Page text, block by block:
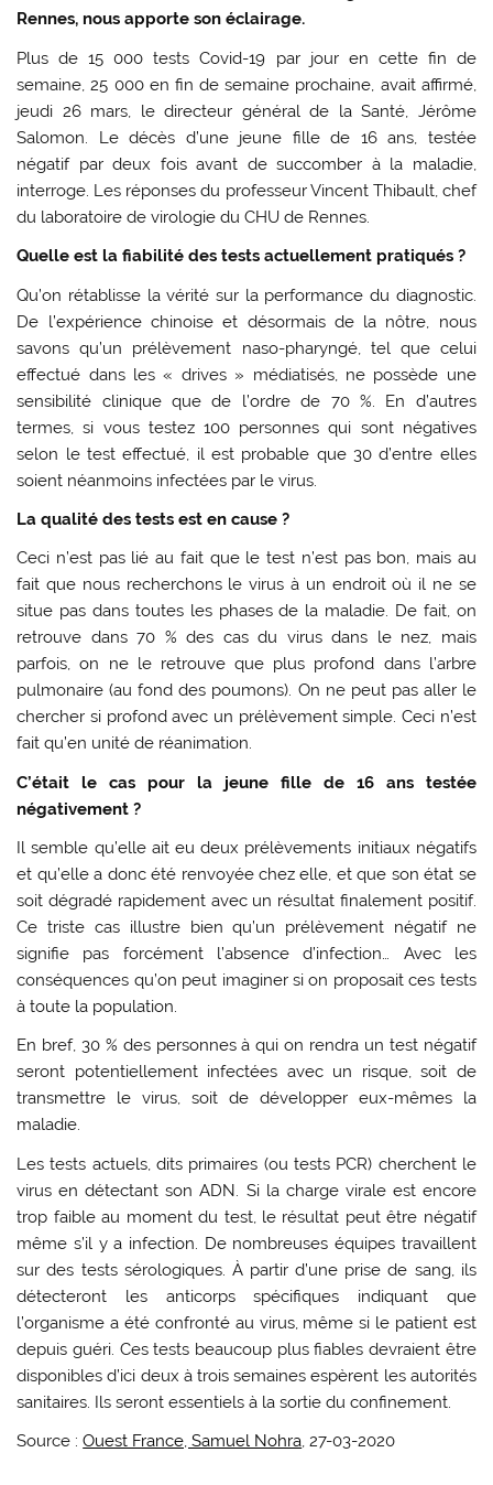
Rennes, nous apporte son éclairage.
Plus de 15 000 tests Covid-19 par jour en cette fin de
semaine, 25 000 en fin de semaine prochaine, avait affirmé,
jeudi 26 mars, le directeur général de la Santé, Jérôme
Salomon. Le décès d’une jeune fille de 16 ans, testée
négatif par deux fois avant de succomber à la maladie,
interroge. Les réponses du professeur Vincent Thibault, chef
du laboratoire de virologie du CHU de Rennes.
Quelle est la fiabilité des tests actuellement pratiqués ?
Qu’on rétablisse la vérité sur la performance du diagnostic.
De l’expérience chinoise et désormais de la nôtre, nous
savons qu’un prélèvement naso-pharyngé, tel que celui
effectué dans les « drives » médiatisés, ne possède une
sensibilité clinique que de l’ordre de 70 %. En d’autres
termes, si vous testez 100 personnes qui sont négatives
selon le test effectué, il est probable que 30 d’entre elles
soient néanmoins infectées par le virus.
La qualité des tests est en cause ?
Ceci n’est pas lié au fait que le test n’est pas bon, mais au
fait que nous recherchons le virus à un endroit où il ne se
situe pas dans toutes les phases de la maladie. De fait, on
retrouve dans 70 % des cas du virus dans le nez, mais
parfois, on ne le retrouve que plus profond dans l’arbre
pulmonaire (au fond des poumons). On ne peut pas aller le
chercher si profond avec un prélèvement simple. Ceci n’est
fait qu’en unité de réanimation.
C’était le cas pour la jeune fille de 16 ans testée
négativement ?
Il semble qu’elle ait eu deux prélèvements initiaux négatifs
et qu’elle a donc été renvoyée chez elle, et que son état se
soit dégradé rapidement avec un résultat finalement positif.
Ce triste cas illustre bien qu’un prélèvement négatif ne
signifie pas forcément l’absence d’infection… Avec les
conséquences qu’on peut imaginer si on proposait ces tests
à toute la population.
En bref, 30 % des personnes à qui on rendra un test négatif
seront potentiellement infectées avec un risque, soit de
transmettre le virus, soit de développer eux-mêmes la
maladie.
Les tests actuels, dits primaires (ou tests PCR) cherchent le
virus en détectant son ADN. Si la charge virale est encore
trop faible au moment du test, le résultat peut être négatif
même s’il y a infection. De nombreuses équipes travaillent
sur des tests sérologiques. À partir d’une prise de sang, ils
détecteront les anticorps spécifiques indiquant que
l’organisme a été confronté au virus, même si le patient est
depuis guéri. Ces tests beaucoup plus fiables devraient être
disponibles d’ici deux à trois semaines espèrent les autorités
sanitaires. Ils seront essentiels à la sortie du confinement.
Source :Ouest France, Samuel Nohra, 27-03-2020